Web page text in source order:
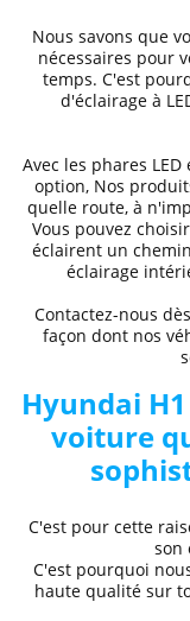
Nous savons que
nécessaires pour
temps. C'est
d'éclairage à
Avec les phares LED
option, Nos
quelle route, à
Vous pouvez
éclairent un
éclairage
Contactez-nous
façon dont nos
Hyundai
voiture
C'est pour cette
son
C'est pourquoi
haute qualitésur